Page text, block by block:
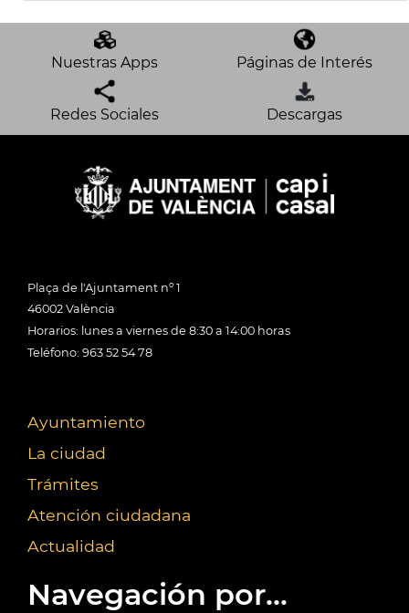
Nuestras Apps Páginas de Interés
Redes Sociales Descargas
Plaça de l'Ajuntament nº 1
46002 València
Horarios: lunes a viernes de 8:30 a 14:00 horas
Teléfono: 963 52 54 78
Ayuntamiento
La ciudad
Trámites
Atención ciudadana
Actualidad
Navegación por...